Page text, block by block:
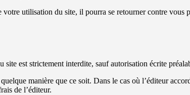
utilisation du site, il pourra se retourner contre vous
est strictement interdite, sauf autorisation écrite
manière que ce soit. Dans le cas où l’éditeur
de l’éditeur.